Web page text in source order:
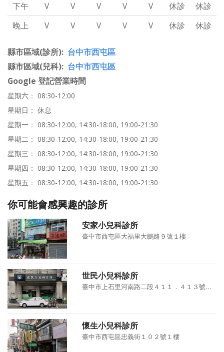
下午
V V V V V 休診
休診
晚上
V V V V V 休診 休診
縣市區域(診所) 台中市西屯區
縣市區域(兒科) 台中市西屯區
Google 登記營業時間
星期六： 08:30-12:00
星期日： 休息
星期一： 08:30-12:00, 14:30-18:00, 19:00-21:30
星期二： 08:30-12:00, 14:30-18:00, 19:00-21:30
星期三： 08:30-12:00, 14:30-18:00, 19:00-21:30
星期四： 08:30-12:00, 14:30-18:00, 19:00-21:30
星期五： 08:30-12:00, 14:30-18:00, 19:00-21:30
你可能會感興趣的診所
安家小兒科診所
臺中市西屯區大福里大鵬路９號１樓
世民小兒科診所
臺中市上石里河南路二段４１１．４１３號１Ｆ
懷生小兒科診所
臺中市西屯區忠義街１０２號１樓